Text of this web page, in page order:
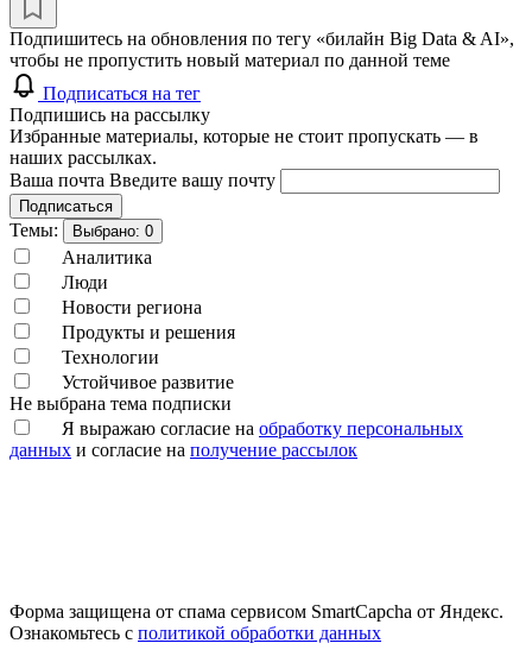
Подпишитесь на обновления по тегу «билайн Big Data & AI»,
чтобы не пропустить новый материал по данной теме
Подписаться на тег
Подпишись на рассылку
Избранные материалы, которые не стоит пропускать — в
наших рассылках.
Ваша почта Введите вашу почту
Подписаться
Темы: Выбрано: 0
Аналитика
Люди
Новости региона
Продукты и решения
Технологии
Устойчивое развитие
Не выбрана тема подписки
Я выражаю согласие на обработку персональных
данных и согласие на получение рассылок
Форма защищена от спама сервисом SmartCapcha от Яндекс.
Ознакомьтесь с политикой обработки данных